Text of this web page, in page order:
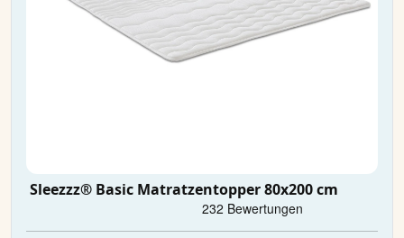
Sleezzz® Basic Matratzentopper 80x200 cm